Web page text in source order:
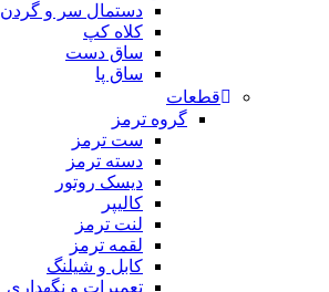
دستمال سر و گردن
کلاه کپ
ساق دست
ساق پا
قطعات
گروه ترمز
ست ترمز
دسته ترمز
دیسک روتور
کالیپر
لنت ترمز
لقمه ترمز
کابل و شیلنگ
تعمیرات و نگهداری